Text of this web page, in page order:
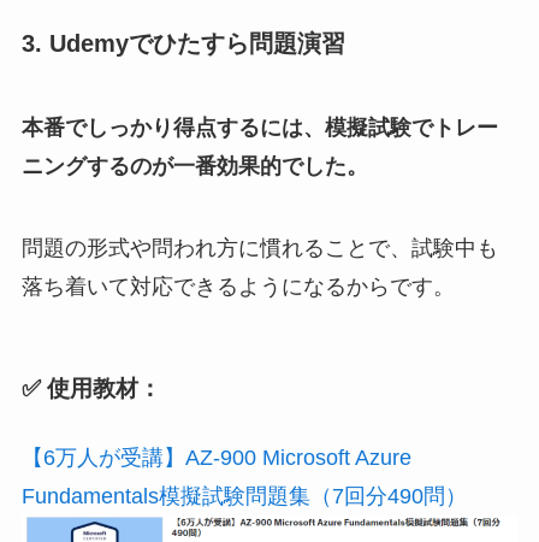
3. Udemyでひたすら問題演習
本番でしっかり得点するには、模擬試験でトレー
ニングするのが一番効果的でした。
問題の形式や問われ方に慣れることで、試験中も
落ち着いて対応できるようになるからです。
✅ 使用教材：
【6万人が受講】AZ-900 Microsoft Azure
Fundamentals模擬試験問題集（7回分490問）